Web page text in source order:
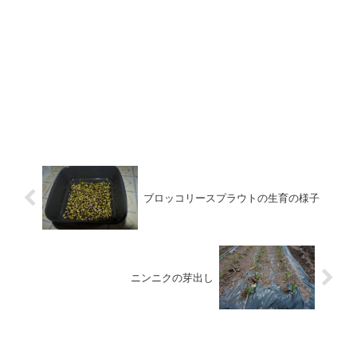
ブロッコリースプラウトの生育の様子
ニンニクの芽出し